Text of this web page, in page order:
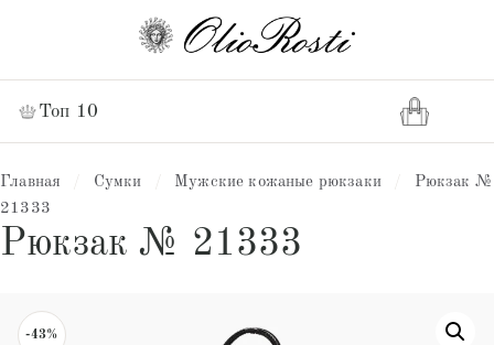
Топ 10
Главная Сумки Мужские кожаные рюкзаки
Рюкзак №
21333
Рюкзак № 21333
-43%